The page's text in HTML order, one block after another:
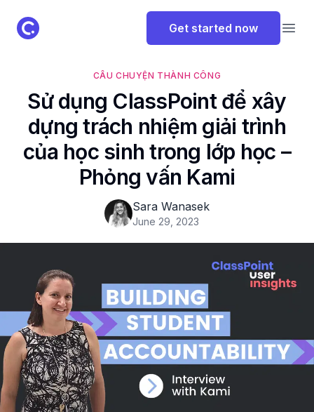
ClassPoint Logo Get started now
CÂU CHUYỆN THÀNH CÔNG
Sử dụng ClassPoint để xây
dựng trách nhiệm giải trình
của học sinh trong lớp học –
Phỏng vấn Kami
Sara Wanasek
June 29, 2023